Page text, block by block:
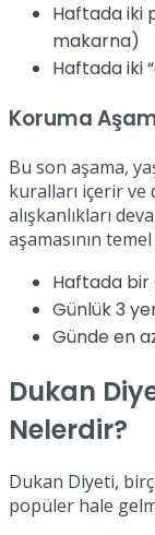
Haftada iki
makarna)
Haftada iki
Koruma
Bu son aşama,
kuralları içerir ve
alışkanlıkları
aşamasının
Haftada bir
Günlük 3
Günde en
Dukan
Nelerdir?
Dukan Diyeti,
popüler hale